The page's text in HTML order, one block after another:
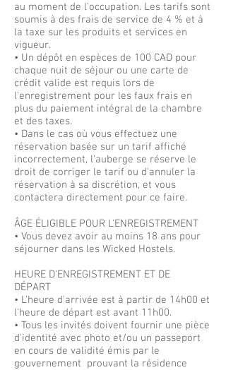
au moment de l'occupation. Les tarifs sont
soumis à des frais de service de 4 % et à
la taxe sur les produits et services en
vigueur.
• Un dépôt en espèces de 100 CAD pour
chaque nuit de séjour ou une carte de
crédit valide est requis lors de
l'enregistrement pour les faux frais en
plus du paiement intégral de la chambre
et des taxes.
• Dans le cas où vous effectuez une
réservation basée sur un tarif affiché
incorrectement, l'auberge se réserve le
droit de corriger le tarif ou d'annuler la
réservation à sa discrétion, et vous
contactera directement pour ce faire.
ÂGE ÉLIGIBLE POUR L'ENREGISTREMENT
• Vous devez avoir au moins 18 ans pour
séjourner dans les Wicked Hostels.
HEURE D'ENREGISTREMENT ET DE
DÉPART
• L'heure d'arrivée est à partir de 14h00 et
l'heure de départ est avant 11h00.
• Tous les invités doivent fournir une pièce
d'identité avec photo et/ou un passeport
en cours de validité émis par le
gouvernement prouvant la résidence